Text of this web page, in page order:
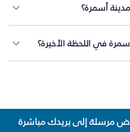
أسمرة؟
في اللحظة الأخيرة؟
مرسلة إلى بريدك مباشرة